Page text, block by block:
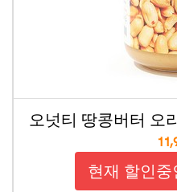
오넛티 땅콩버터 오
현재 할인